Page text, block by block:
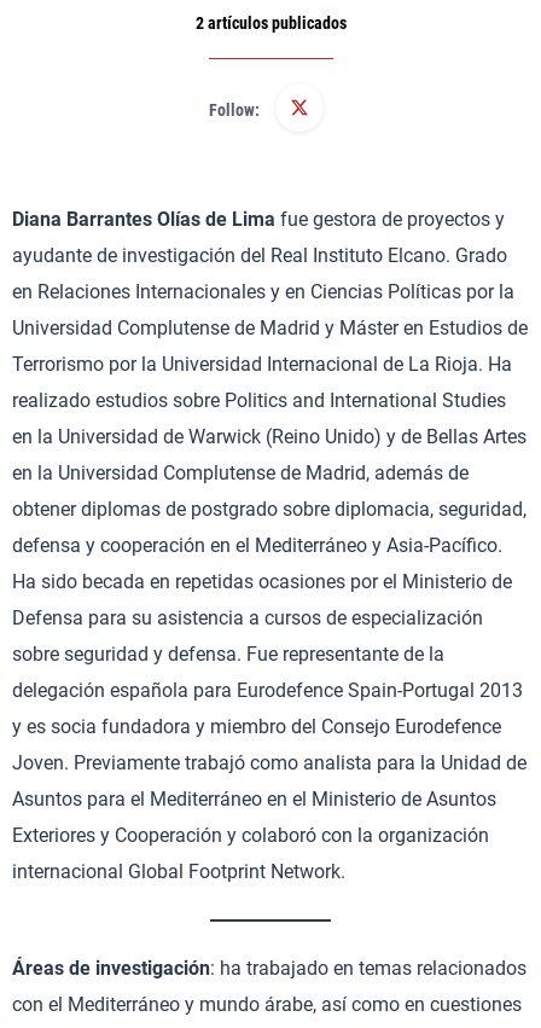
2 artículos publicados
Follow:
Diana Barrantes Olías de Lima fue gestora de proyectos y
ayudante de investigación del Real Instituto Elcano. Grado
en Relaciones Internacionales y en Ciencias Políticas por la
Universidad Complutense de Madrid y Máster en Estudios de
Terrorismo por la Universidad Internacional de La Rioja. Ha
realizado estudios sobre Politics and International Studies
en la Universidad de Warwick (Reino Unido) y de Bellas Artes
en la Universidad Complutense de Madrid, además de
obtener diplomas de postgrado sobre diplomacia, seguridad,
defensa y cooperación en el Mediterráneo y Asia-Pacífico.
Ha sido becada en repetidas ocasiones por el Ministerio de
Defensa para su asistencia a cursos de especialización
sobre seguridad y defensa. Fue representante de la
delegación española para Eurodefence Spain-Portugal 2013
y es socia fundadora y miembro del Consejo Eurodefence
Joven. Previamente trabajó como analista para la Unidad de
Asuntos para el Mediterráneo en el Ministerio de Asuntos
Exteriores y Cooperación y colaboró con la organización
internacional Global Footprint Network.
Áreas de investigación: ha trabajado en temas relacionados
con el Mediterráneo y mundo árabe, así como en cuestiones